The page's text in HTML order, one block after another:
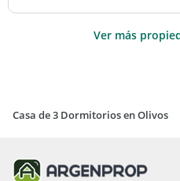
Ver más
Casa de 3 Dormitorios en Olivos